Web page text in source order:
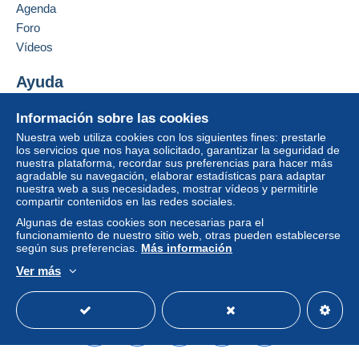
Información sobre las cookies
Nuestra web utiliza cookies con los siguientes fines: prestarle
los servicios que nos haya solicitado, garantizar la seguridad de
nuestra plataforma, recordar sus preferencias para hacer más
agradable su navegación, elaborar estadísticas para adaptar
nuestra web a sus necesidades, mostrar vídeos y permitirle
compartir contenidos en las redes sociales.
Algunas de estas cookies son necesarias para el
funcionamiento de nuestro sitio web, otras pueden establecerse
según sus preferencias. Más información
Ver más
Agenda
Foro
Vídeos
Ayuda
Comprar en Delcampe
Vender en Delcampe
Una página securizada